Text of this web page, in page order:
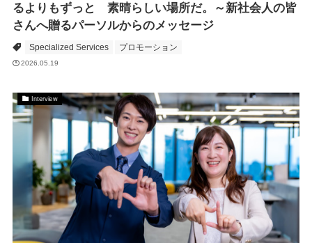
るよりもずっと 素晴らしい場所だ。～新社会人の皆
さんへ贈るパーソルからのメッセージ
Specialized Services プロモーション
2026.05.19
Interview